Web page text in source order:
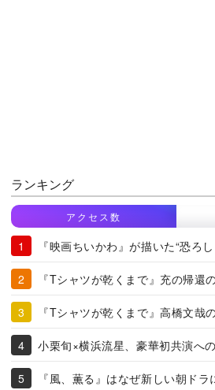
ランキング
アクセス数
『映画ちいかわ』が描いた“恐ろ
『Tシャツが乾くまで』充の帰還
『Tシャツが乾くまで』高橋文哉
小栗旬×横浜流星、豪華初共演へ
『風、薫る』はなぜ新しい朝ドラ